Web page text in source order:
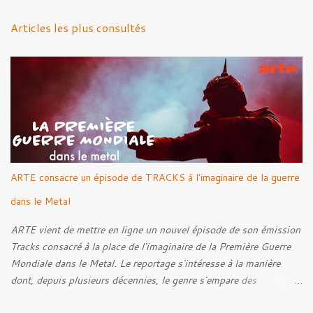
a
s
Articles les plus consultés
ARTE consacre un épisode de TRACKS à l'imaginaire de la guerre
dans le Metal
ARTE vient de mettre en ligne un nouvel épisode de son émission
Tracks consacré à la place de l'imaginaire de la Première Guerre
Mondiale dans le Metal. Le reportage s'intéresse à la manière
dont, depuis plusieurs décennies, le genre s'empare des